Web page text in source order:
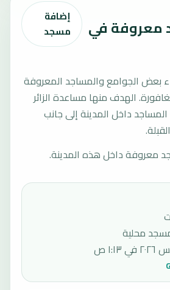
معروفة في
إضافة
مسجد
بعض الجوامع والمساجد المعروفة
الهدف منها مساعدة الزائر
داخل المدينة إلى جانب
محلية